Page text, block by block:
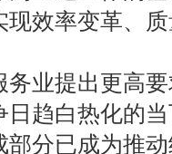
效率变革、
业提出更高要
趋白热化的当
分已成为推